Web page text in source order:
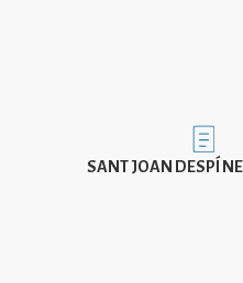
Imatge
SANT JOAN DESPÍ